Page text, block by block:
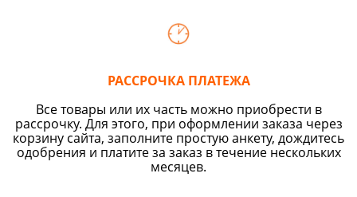
РАССРОЧКА ПЛАТЕЖА
Все товары или их часть можно приобрести в
рассрочку. Для этого, при оформлении заказа через
корзину сайта, заполните простую анкету, дождитесь
одобрения и платите за заказ в течение нескольких
месяцев.